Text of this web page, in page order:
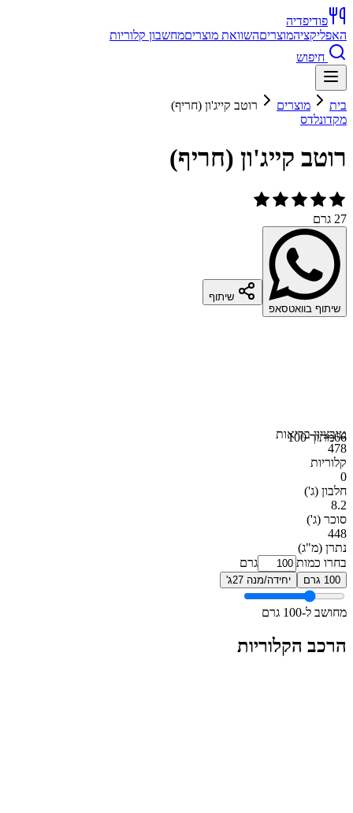
פודיפדיה
האפליקציהמוצריםהשוואת מוצריםמחשבון קלוריות
חיפוש
בית מוצרים
רוטב קייג'ון (חריף)
מקדונלדס
רוטב קייג'ון (חריף)
27 גרם
שיתוף בוואטסאפ
שיתוף
66מתוך 100טובציון בריאות
478
קלוריות
0
חלבון (ג')
8.2
סוכר (ג')
448
נתרן (מ"ג)
בחרו כמות
גרם
100 גרם יחידה/מנה 27ג'
מחושב ל-100 גרם
הרכב הקלוריות